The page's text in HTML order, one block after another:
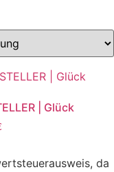
| Glück
da